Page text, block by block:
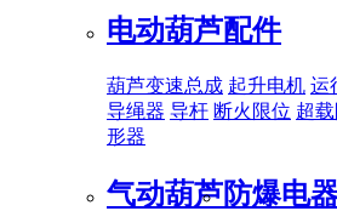
电动葫芦配件
葫芦变速总成 起升电机 运
导绳器 导杆 断火限位 超
形器
气动葫芦防爆电